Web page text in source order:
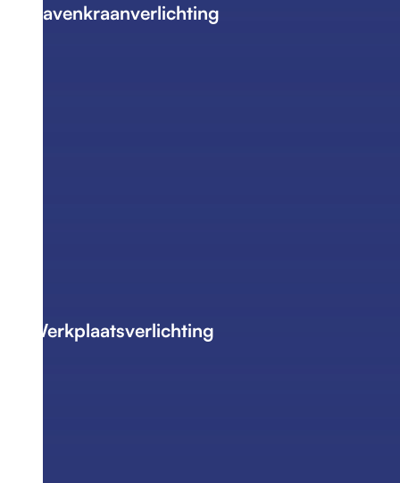
Havenkraanverlichting
Werkplaatsverlichting